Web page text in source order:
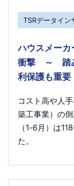
TSRデータイン
ハウスメー
衝撃 ～ 踏み
利保護も重要
コスト高や人
築工事業）の
（1-6月）は
た。